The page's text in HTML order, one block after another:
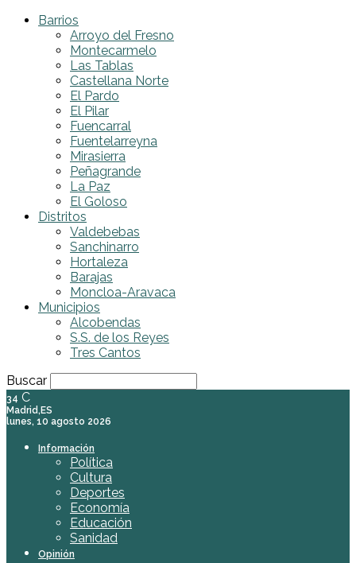
Barrios
Arroyo del Fresno
Montecarmelo
Las Tablas
Castellana Norte
El Pardo
El Pilar
Fuencarral
Fuentelarreyna
Mirasierra
Peñagrande
La Paz
El Goloso
Distritos
Valdebebas
Sanchinarro
Hortaleza
Barajas
Moncloa-Aravaca
Municipios
Alcobendas
S.S. de los Reyes
Tres Cantos
Buscar
34 C
Madrid,ES
lunes, 10 agosto 2026
Información
Política
Cultura
Deportes
Economía
Educación
Sanidad
Opinión